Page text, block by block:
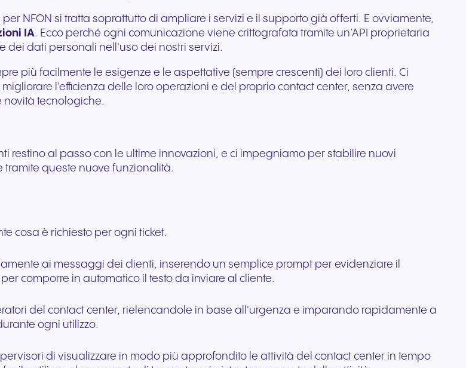
NFON si tratta soprattutto di ampliare i servizi e il supporto già offerti. E ovviamente,
IA. Ecco perché ogni comunicazione viene crittografata tramite un’API proprietaria
dei dati personali nell'uso dei nostri servizi.
più facilmente le esigenze e le aspettative (sempre crescenti) dei loro clienti. Ci
l'efficienza delle loro operazioni e del proprio contact center, senza avere
novità tecnologiche.
restino al passo con le ultime innovazioni, e ci impegniamo per stabilire nuovi
queste nuove funzionalità.
cosa è richiesto per ogni ticket.
ai messaggi dei clienti, inserendo un semplice prompt per evidenziare il
comporre in automatico il testo da inviare al cliente.
del contact center, rielencandole in base all'urgenza e imparando rapidamente a
ogni utilizzo.
di visualizzare in modo più approfondito le attività del contact center in tempo